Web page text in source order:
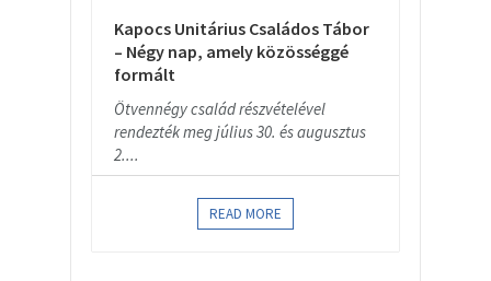
Kapocs Unitárius Családos Tábor
– Négy nap, amely közösséggé
formált
Ötvennégy család részvételével
rendezték meg július 30. és augusztus
2....
READ MORE